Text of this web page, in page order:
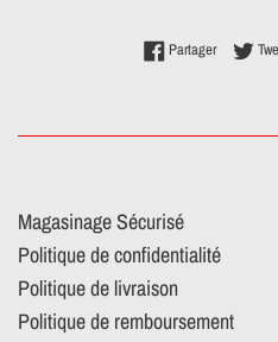
PartagerPartager
Magasinage Sécurisé
Politique de confidentialité
Politique de livraison
Politique de remboursement